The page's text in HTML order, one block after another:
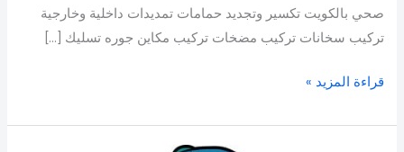
صحي بالكويت تكسير وتجديد حمامات تمديدات داخلية وخارجية
تركيب سخانات تركيب مضخات تركيب مكاين جوره تسليك […]
قراءة المزيد »